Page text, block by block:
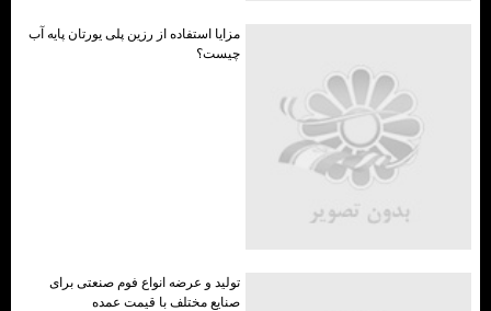
مزایا استفاده از رزین پلی یورتان پایه آب
چیست؟
تولید و عرضه انواع فوم صنعتی برای
صنایع مختلف با قیمت عمده